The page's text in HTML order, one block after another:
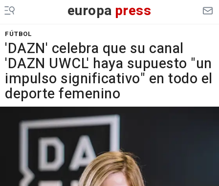
europa press
FÚTBOL
'DAZN' celebra que su canal
'DAZN UWCL' haya supuesto "un
impulso significativo" en todo el
deporte femenino